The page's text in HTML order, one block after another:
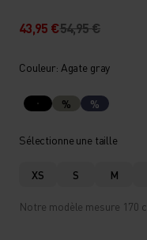
43,95 €54,95 €
Couleur: Agate gray
% %
Sélectionne une taille
XS S M
Notre modèle mesure 170